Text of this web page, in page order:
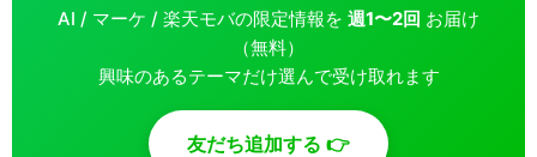
AI / マーケ / 楽天モバの限定情報を 週1〜2回 お届け
（無料）
興味のあるテーマだけ選んで受け取れます
友だち追加する 👉